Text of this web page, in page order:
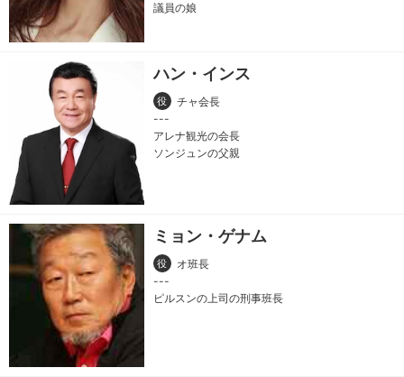
議員の娘
ハン・インス
役 チャ会長
アレナ観光の会長
ソンジュンの父親
ミョン・ゲナム
役 オ班長
ピルスンの上司の刑事班長